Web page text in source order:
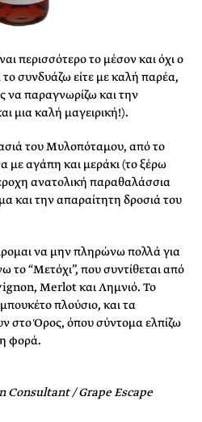
περισσότερο το μέσον και όχι ο
συνδυάζω είτε με καλή παρέα,
να παραγνωρίζω και την
μια καλή μαγειρική!).
του Μυλοπόταμου, από το
με αγάπη και μεράκι (το ξέρω
ανατολική παραθαλάσσια
και την απαραίτητη δροσιά του
να μην πληρώνω πολλά για
το “Μετόχι”, που συντίθεται από
Merlot και Λημνιό. Το
πλούσιο, και τα
στο Όρος, όπου σύντομα ελπίζω
φορά.
/ Grape Escape